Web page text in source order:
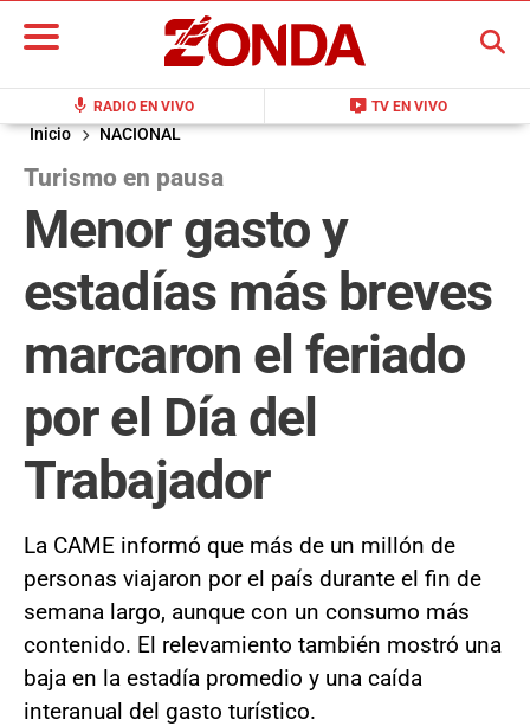
mic RADIO EN VIVO live_tv TV EN VIVO
BUSCAR
Inicio NACIONAL
Turismo en pausa
Menor gasto y
estadías más breves
marcaron el feriado
por el Día del
Trabajador
La CAME informó que más de un millón de
personas viajaron por el país durante el fin de
semana largo, aunque con un consumo más
contenido. El relevamiento también mostró una
baja en la estadía promedio y una caída
interanual del gasto turístico.